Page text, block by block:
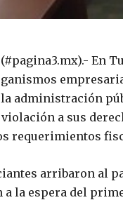
(#pagina3.mx).- En
la administración
a sus
requerimientos
arribaron al
a la espera del